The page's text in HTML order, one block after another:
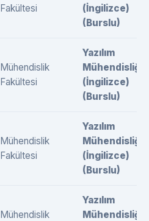
Fakültesi
(İngilizce)
(Burslu)
Mühendislik
Fakültesi
Yazılım
Mühendisliği
(İngilizce)
(Burslu)
Mühendislik
Fakültesi
Yazılım
Mühendisliği
(İngilizce)
(Burslu)
Mühendislik
Yazılım
Mühendisliği